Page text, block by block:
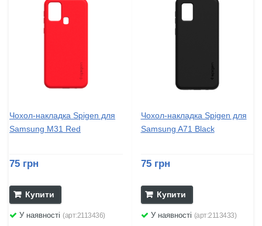
Чохол-накладка Spigen для
Samsung M31 Red
75 грн
Купити
У наявності (арт:2113436)
Чохол-накладка Spigen для
Samsung A71 Black
75 грн
Купити
У наявності (арт:2113433)